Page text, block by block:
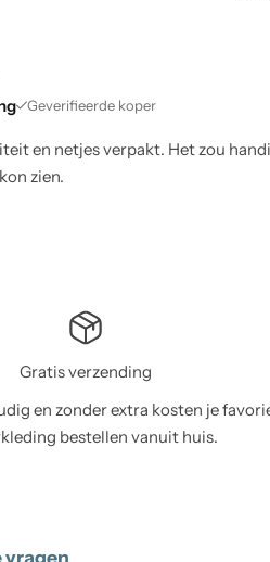
product Mijn
Gratis verzending
en zonder extra kosten je
bestellen vanuit huis.